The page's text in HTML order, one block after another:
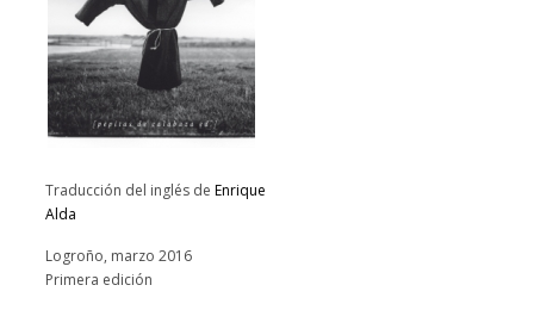
Traducción del inglés de Enrique
Alda
Logroño, marzo 2016
Primera edición